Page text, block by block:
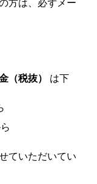
（税抜） は下
ていただいてい